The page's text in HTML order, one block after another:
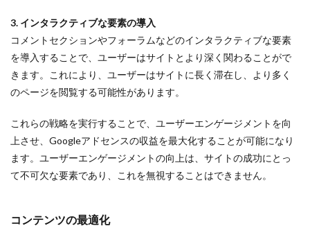
3. インタラクティブな要素の導入
コメントセクションやフォーラムなどのインタラクティブな要素
を導入することで、ユーザーはサイトとより深く関わることがで
きます。これにより、ユーザーはサイトに長く滞在し、より多く
のページを閲覧する可能性があります。
これらの戦略を実行することで、ユーザーエンゲージメントを向
上させ、Googleアドセンスの収益を最大化することが可能になり
ます。ユーザーエンゲージメントの向上は、サイトの成功にとっ
て不可欠な要素であり、これを無視することはできません。
コンテンツの最適化